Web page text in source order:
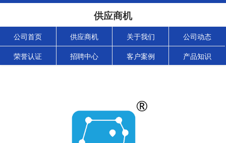
供应商机
公司首页 供应商机 关于我们 公司动态
荣誉认证 招聘中心 客户案例 产品知识